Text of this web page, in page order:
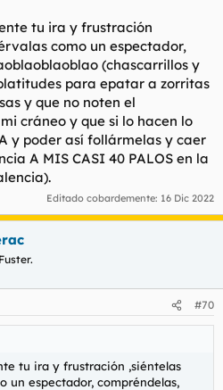
tu ira y frustración
como un espectador,
(chascarrillos y
para epatar a zorritas
y que no noten el
cráneo y que si lo hacen lo
y poder así follármelas y caer
A MIS CASI 40 PALOS en la
Editado cobardemente: 16 Dic 2022
#70
tu ira y frustración ,siéntelas
un espectador, compréndelas,